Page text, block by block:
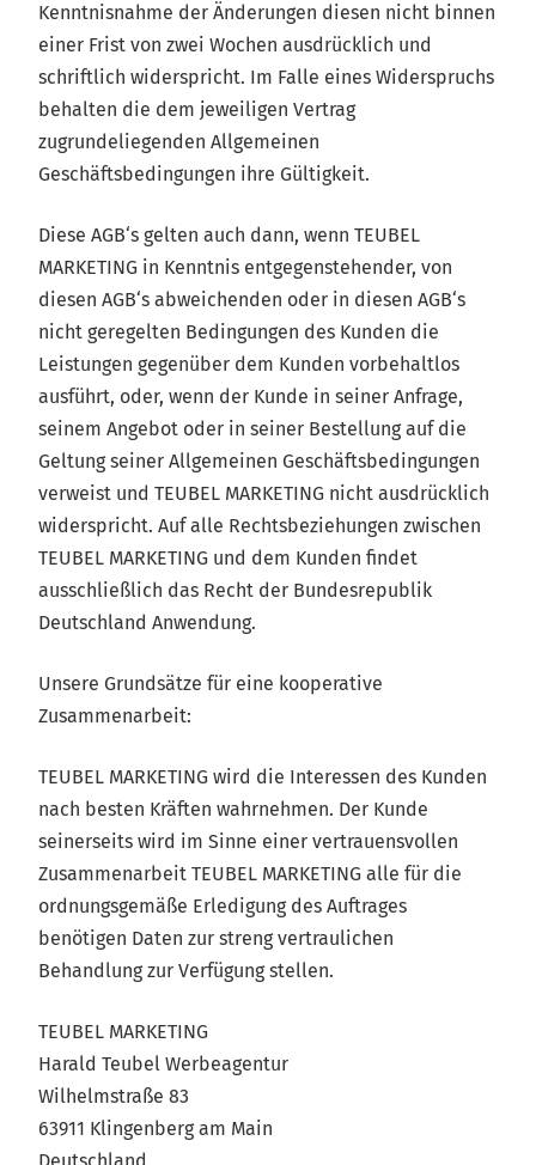
Kenntnisnahme der Änderungen diesen nicht binnen
einer Frist von zwei Wochen ausdrücklich und
schriftlich widerspricht. Im Falle eines Widerspruchs
behalten die dem jeweiligen Vertrag
zugrundeliegenden Allgemeinen
Geschäftsbedingungen ihre Gültigkeit.
Diese AGB‘s gelten auch dann, wenn TEUBEL
MARKETING in Kenntnis entgegenstehender, von
diesen AGB‘s abweichenden oder in diesen AGB‘s
nicht geregelten Bedingungen des Kunden die
Leistungen gegenüber dem Kunden vorbehaltlos
ausführt, oder, wenn der Kunde in seiner Anfrage,
seinem Angebot oder in seiner Bestellung auf die
Geltung seiner Allgemeinen Geschäftsbedingungen
verweist und TEUBEL MARKETING nicht ausdrücklich
widerspricht. Auf alle Rechtsbeziehungen zwischen
TEUBEL MARKETING und dem Kunden findet
ausschließlich das Recht der Bundesrepublik
Deutschland Anwendung.
Unsere Grundsätze für eine kooperative
Zusammenarbeit:
TEUBEL MARKETING wird die Interessen des Kunden
nach besten Kräften wahrnehmen. Der Kunde
seinerseits wird im Sinne einer vertrauensvollen
Zusammenarbeit TEUBEL MARKETING alle für die
ordnungsgemäße Erledigung des Auftrages
benötigen Daten zur streng vertraulichen
Behandlung zur Verfügung stellen.
TEUBEL MARKETING
Harald Teubel Werbeagentur
Wilhelmstraße 83
63911 Klingenberg am Main